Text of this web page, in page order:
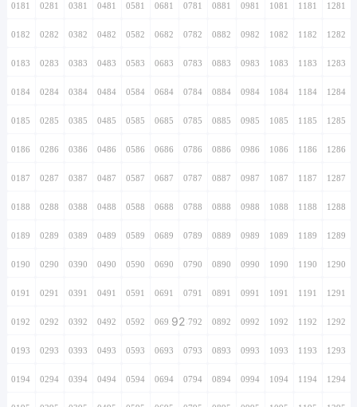
0181 0281 0381 0481 0581 0681 0781 0881 0981 1081 1181 1281
0182 0282 0382 0482 0582 0682 0782 0882 0982 1082 1182 1282
0183 0283 0383 0483 0583 0683 0783 0883 0983 1083 1183 1283
0184 0284 0384 0484 0584 0684 0784 0884 0984 1084 1184 1284
0185 0285 0385 0485 0585 0685 0785 0885 0985 1085 1185 1285
0186 0286 0386 0486 0586 0686 0786 0886 0986 1086 1186 1286
0187 0287 0387 0487 0587 0687 0787 0887 0987 1087 1187 1287
0188 0288 0388 0488 0588 0688 0788 0888 0988 1088 1188 1288
0189 0289 0389 0489 0589 0689 0789 0889 0989 1089 1189 1289
0190 0290 0390 0490 0590 0690 0790 0890 0990 1090 1190 1290
0191 0291 0391 0491 0591 0691 0791 0891 0991 1091 1191 1291
0192 0292 0392 0492 0592 0692920792 0892 0992 1092 1192 1292
0193 0293 0393 0493 0593 0693 0793 0893 0993 1093 1193 1293
0194 0294 0394 0494 0594 0694 0794 0894 0994 1094 1194 1294